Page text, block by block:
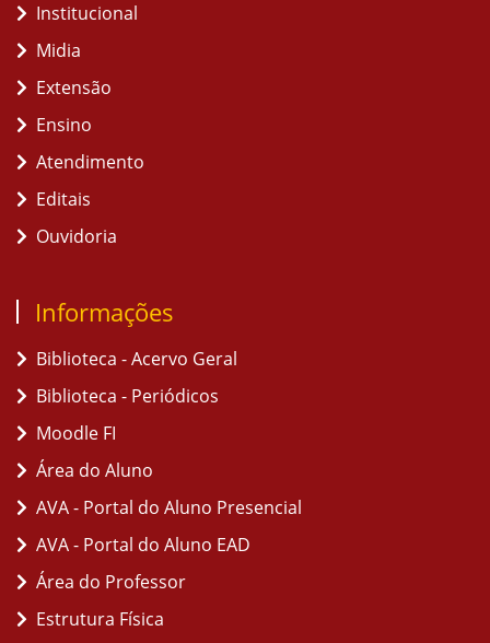
Institucional
Midia
Extensão
Ensino
Atendimento
Editais
Ouvidoria
Informações
Biblioteca - Acervo Geral
Biblioteca - Periódicos
Moodle FI
Área do Aluno
AVA - Portal do Aluno Presencial
AVA - Portal do Aluno EAD
Área do Professor
Estrutura Física